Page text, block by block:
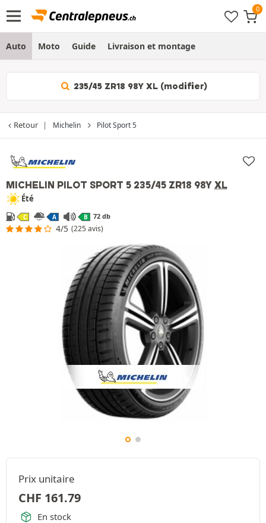
Auto Moto Guide Livraison et montage
235/45 ZR18 98Y XL (modifier)
Retour Michelin Pilot Sport 5
MICHELIN PILOT SPORT 5 235/45 ZR18 98Y XL
Été
C A B 72 db
4/5 (225 avis)
Prix unitaire
CHF 161.79
En stock